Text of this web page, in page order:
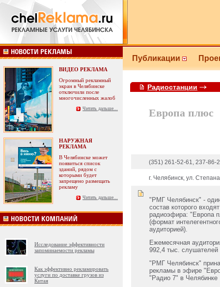
ВИДЕО РЕКЛАМА
Огромный рекламный
экран в Челябинске
отключили после
многочисленных жалоб
Читать дальше...
НАРУЖНАЯ
РЕКЛАМА
В Челябинске может
появиться список
зданий, рядом с
которыми будет
запрещено размещать
рекламу
Читать дальше...
Исследование эффективности
запоминаемости рекламы
Как эффективно рекламировать
услуги по доставке грузов из
Китая
Публикации
Радиостанции
Европа плюс
(351) 261-52-61, 237-86-
г. Челябинск, ул.
"РМГ Челябинск" -
состав которого
радиоэфира: "Европа
(формат
аудиторией).
Ежемесячная
992,4 тыс. слушателей
"РМГ Челябинск"
рекламы в эфире
"Радио 7" в Челябинке